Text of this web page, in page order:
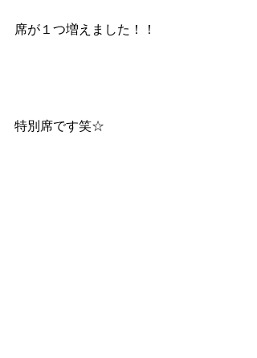
席が１つ増えました！！
特別席です笑☆